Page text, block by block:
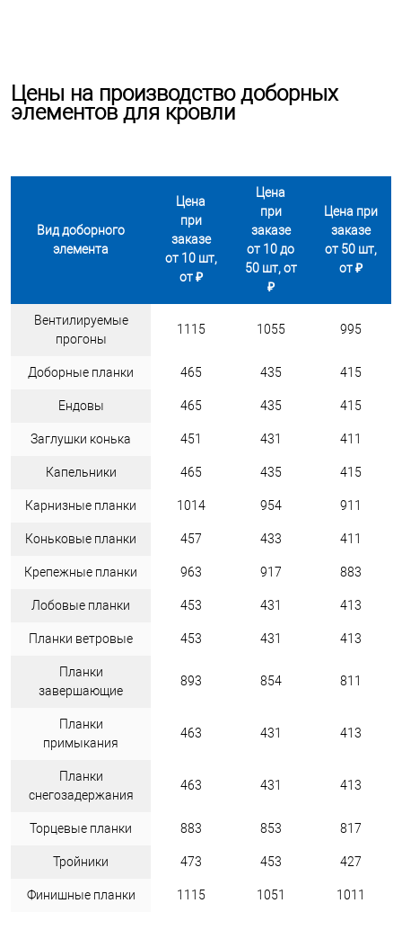
Цены на производство доборных
элементов для кровли
Вид доборного
элемента
Цена
при
заказе
от 10 шт,
от ₽
Цена
при
заказе
от 10 до
50 шт, от
₽
Цена при
заказе
от 50 шт,
от ₽
Вентилируемые
прогоны
1115 1055 995
Доборные планки 465 435 415
Ендовы 465 435 415
Заглушки конька 451 431 411
Капельники 465 435 415
Карнизные планки 1014 954 911
Коньковые планки 457 433 411
Крепежные планки 963 917 883
Лобовые планки 453 431 413
Планки ветровые 453 431 413
Планки
завершающие
893 854 811
Планки
примыкания
463 431 413
Планки
снегозадержания
463 431 413
Торцевые планки 883 853 817
Тройники 473 453 427
Финишные планки 1115 1051 1011